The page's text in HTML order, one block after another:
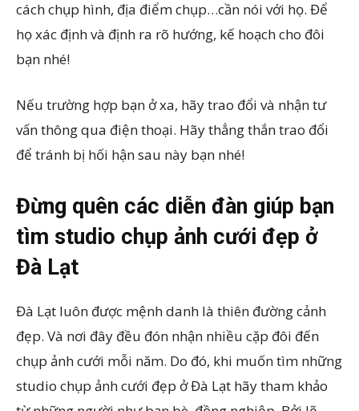
cách chụp hình, địa điểm chụp…cần nói với họ. Để
họ xác định và định ra rõ hướng, kế hoạch cho đôi
bạn nhé!
Nếu trường hợp bạn ở xa, hãy trao đổi và nhận tư
vấn thông qua điện thoại. Hãy thẳng thắn trao đổi
để tránh bị hối hận sau này bạn nhé!
Đừng quên các diễn đàn giúp bạn
tìm studio chụp ảnh cưới đẹp ở
Đà Lạt
Đà Lạt luôn được mệnh danh là thiên đường cảnh
đẹp. Và nơi đây đều đón nhận nhiều cặp đôi đến
chụp ảnh cưới mỗi năm. Do đó, khi muốn tìm những
studio chụp ảnh cưới đẹp ở Đà Lạt hãy tham khảo